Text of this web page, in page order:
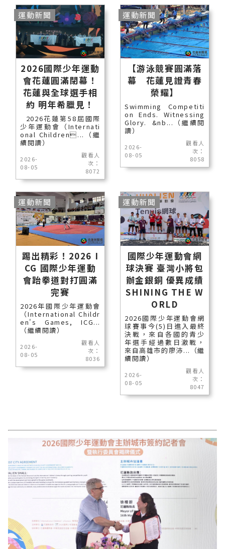
2026國際少年運動
會花蓮圓滿閉幕！
花蓮與全球選手相
約 明年希臘見！
2026花蓮第58屆國際
少年運動會（Internati
onal Children...（繼
續閱讀）
2026-
08-05
觀看人
次：
8072
運動新聞
【游泳競賽圓滿落
幕 花蓮見證青春
榮耀】
Swimming Competiti
on Ends. Witnessing
Glory. &nb...（繼續閱
讀）
2026-
08-05
觀看人
次：
8058
運動新聞
踢出精彩！2026 I
CG 國際少年運動
會跆拳道對打圓滿
完賽
2026年國際少年運動會
（International Childr
en's Games, ICG...
（繼續閱讀）
2026-
08-05
觀看人
次：
8036
運動新聞
國際少年運動會網
球決賽 臺灣小將包
辦金銀銅 優異成績
SHINING THE W
ORLD
2026國際少年運動會網
球賽事今(5)日進入最終
決戰，來自各國的青少
年選手經過數日激戰，
來自高雄市的廖沛...（繼
續閱讀）
2026-
08-05
觀看人
次：
8047
運動新聞